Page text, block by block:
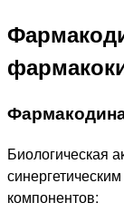
Биологическая
компонентов: